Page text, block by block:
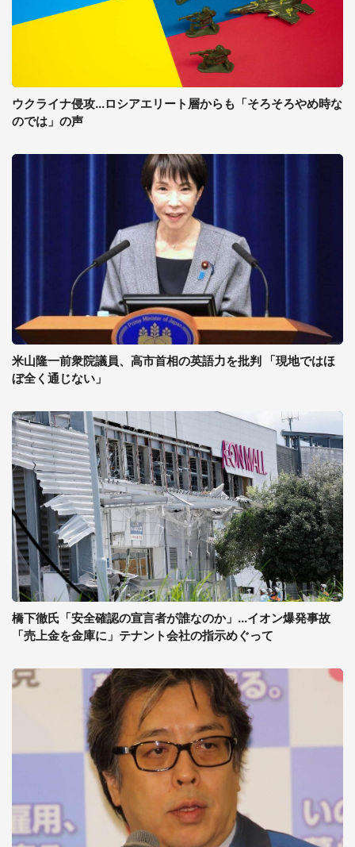
ウクライナ侵攻...ロシアエリート層からも「そろそろやめ時な
のでは」の声
米山隆一前衆院議員、高市首相の英語力を批判 「現地ではほ
ぼ全く通じない」
橋下徹氏「安全確認の宣言者が誰なのか」...イオン爆発事故
「売上金を金庫に」テナント会社の指示めぐって